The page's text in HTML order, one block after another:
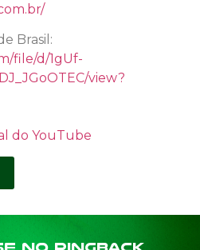
Brasil:
file/d/1gUf-
view?
do YouTube